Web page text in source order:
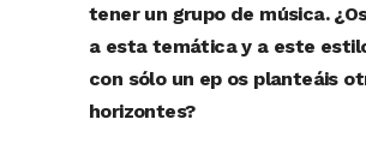
tener un grupo de música.
a esta temática y a este
con sólo un ep os planteáis
horizontes?